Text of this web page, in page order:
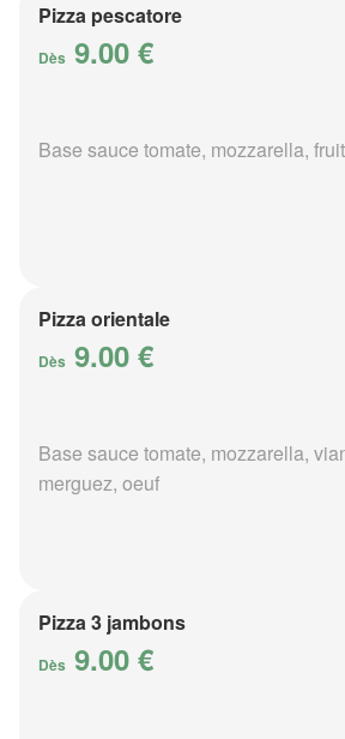
Pizza pescatore
Dès 9.00 €
Base sauce tomate, mozzarella,
Pizza orientale
Dès 9.00 €
Base sauce tomate, mozzarella,
merguez, oeuf
Pizza 3 jambons
Dès 9.00 €